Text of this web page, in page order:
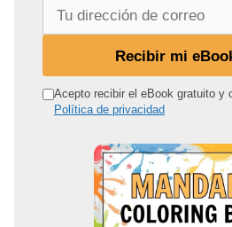
r
Recibir mi
Acepto recibir el eBook gratuito y
Política de privacidad